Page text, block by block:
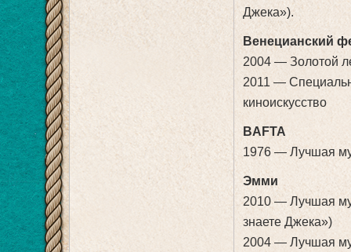
Джека»).
Венецианский
2004 — Золотой
2011 —
киноискусство
BAFTA
1976 — Лучшая
Эмми
2010 — Лучшая
знаете Джека»)
2004 — Лучшая